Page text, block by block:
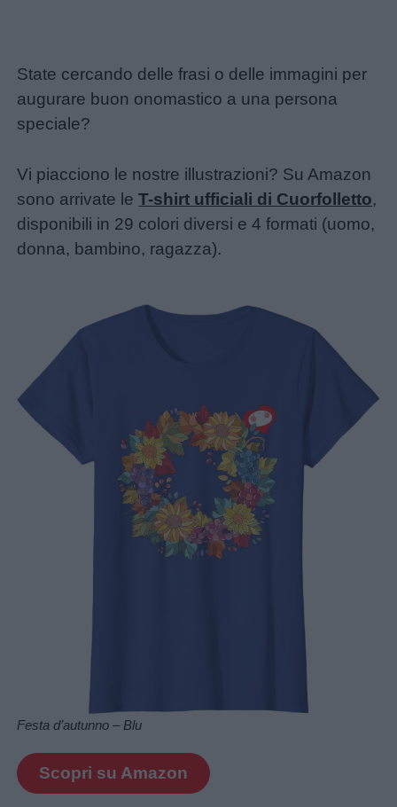
State cercando delle frasi o delle immagini per
augurare buon onomastico a una persona
speciale?
Vi piacciono le nostre illustrazioni? Su Amazon
sono arrivate leT-shirt ufficiali di Cuorfolletto,
disponibili in 29 colori diversi e 4 formati (uomo,
donna, bambino, ragazza).
Festa d’autunno – Blu
Scopri su Amazon